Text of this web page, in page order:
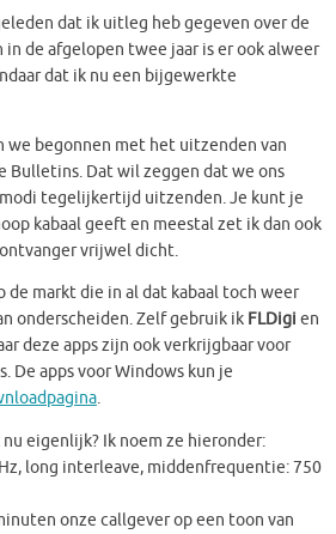
dat ik uitleg heb gegeven over de
de afgelopen twee jaar is er ook alweer
dat ik nu een bijgewerkte
we begonnen met het uitzenden van
Bulletins. Dat wil zeggen dat we ons
tegelijkertijd uitzenden. Je kunt je
kabaal geeft en meestal zet ik dan ook
vrijwel dicht.
de markt die in al dat kabaal toch weer
onderscheiden. Zelf gebruik ik FLDigi en
deze apps zijn ook verkrijgbaar voor
De apps voor Windows kun je
.
eigenlijk? Ik noem ze hieronder:
long interleave, middenfrequentie: 750
onze callgever op een toon van